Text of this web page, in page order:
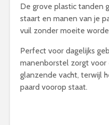
De grove plastic tanden
staart en manen van je
vuil zonder moeite
Perfect voor dagelijks
manenborstel zorgt voor
glanzende vacht, terwijl
paard voorop staat.